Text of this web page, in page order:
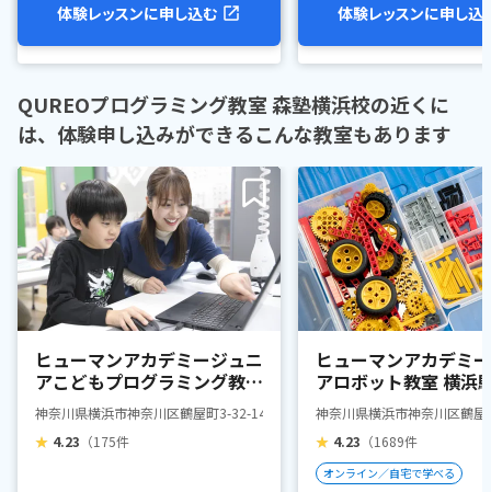
体験レッスンに申し込む 体験レッスンに申し込
QUREOプログラミング教室 森塾横浜校の近くに
は、体験申し込みができるこんな教室もあります
ヒューマンアカデミージュニ
アこどもプログラミング教室
横浜駅西口教室
神奈川県横浜市神奈川区鶴屋町3-32-14 エクレール横浜西口709
★ 4.23 （175件
ヒューマンアカデミ
アロボット教室 横浜
教室
神奈川県横浜市神奈川区鶴
★ 4.23 （1689件
オンライン／自宅で学べる